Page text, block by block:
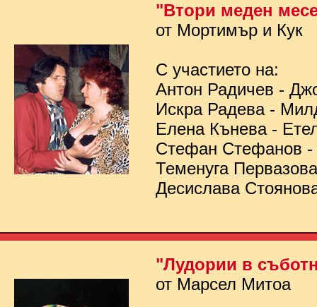
"Втори меден
от Мортимър и Кук
С участието на:
Антон Радичев -
Искра Радева -
Елена Кънева -
Стефан Стефанов
Теменуга
Десислава
"Лудории в
от Марсел Митоа